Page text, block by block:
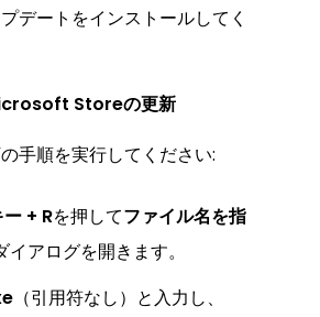
デートをインストールしてく
Storeの更新
手順を実行してください:
+ Rを押してファイル名を指
イアログを開きます。
（引用符なし）と入力し、